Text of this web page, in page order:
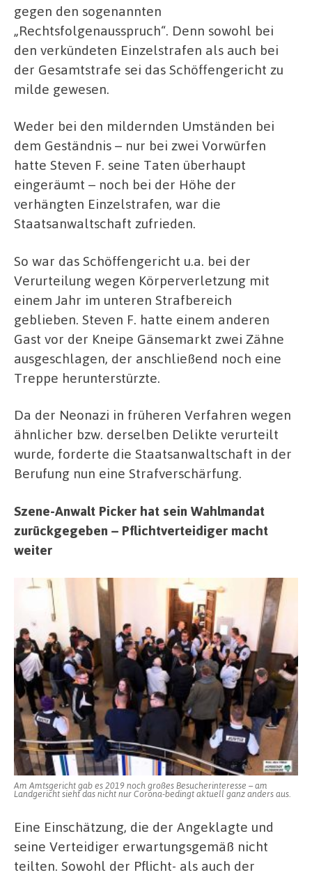
gegen den sogenannten
„Rechtsfolgenausspruch“. Denn sowohl bei
den verkündeten Einzelstrafen als auch bei
der Gesamtstrafe sei das Schöffengericht zu
milde gewesen.
Weder bei den mildernden Umständen bei
dem Geständnis – nur bei zwei Vorwürfen
hatte Steven F. seine Taten überhaupt
eingeräumt – noch bei der Höhe der
verhängten Einzelstrafen, war die
Staatsanwaltschaft zufrieden.
So war das Schöffengericht u.a. bei der
Verurteilung wegen Körperverletzung mit
einem Jahr im unteren Strafbereich
geblieben. Steven F. hatte einem anderen
Gast vor der Kneipe Gänsemarkt zwei Zähne
ausgeschlagen, der anschließend noch eine
Treppe herunterstürzte.
Da der Neonazi in früheren Verfahren wegen
ähnlicher bzw. derselben Delikte verurteilt
wurde, forderte die Staatsanwaltschaft in der
Berufung nun eine Strafverschärfung.
Szene-Anwalt Picker hat sein Wahlmandat
zurückgegeben – Pflichtverteidiger macht
weiter
Am Amtsgericht gab es 2019 noch großes Besucherinteresse – am
Landgericht sieht das nicht nur Corona-bedingt aktuell ganz anders aus.
Eine Einschätzung, die der Angeklagte und
seine Verteidiger erwartungsgemäß nicht
teilten. Sowohl der Pflicht- als auch der